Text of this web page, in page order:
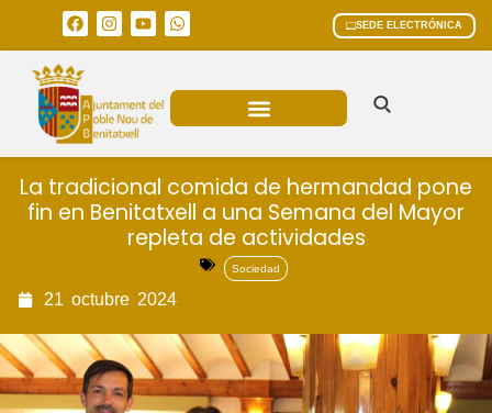
SEDE ELECTRÓNICA
La tradicional comida de hermandad pone
fin en Benitatxell a una Semana del Mayor
repleta de actividades
Sociedad
21 octubre 2024